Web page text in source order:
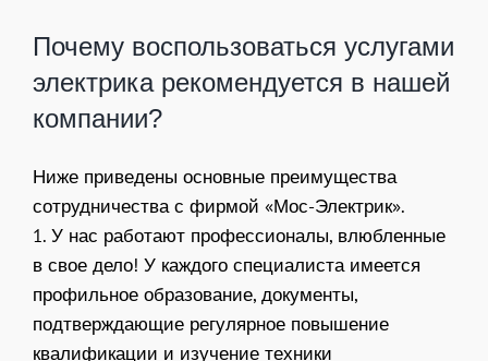
Почему воспользоваться услугами
электрика рекомендуется в нашей
компании?
Ниже приведены основные преимущества
сотрудничества с фирмой «Мос-Электрик».
1. У нас работают профессионалы, влюбленные
в свое дело! У каждого специалиста имеется
профильное образование, документы,
подтверждающие регулярное повышение
квалификации и изучение техники